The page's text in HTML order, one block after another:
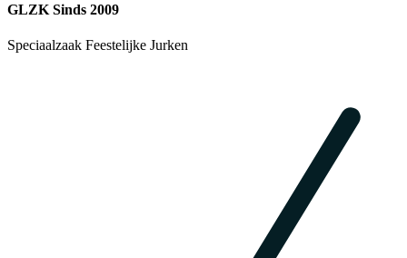
GLZK Sinds 2009
Speciaalzaak Feestelijke Jurken